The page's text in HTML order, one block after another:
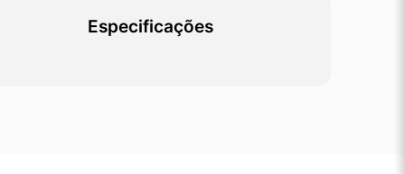
Especificações